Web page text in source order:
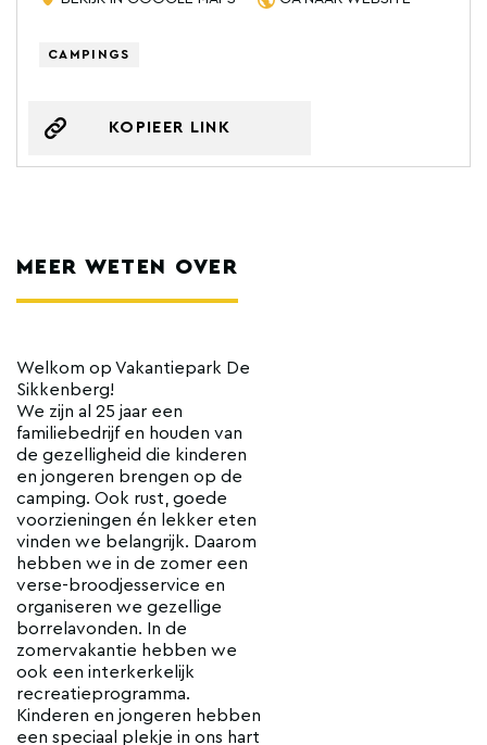
CAMPINGS
KOPIEER LINK
MEER WETEN OVER
Welkom op Vakantiepark De
Sikkenberg!
We zijn al 25 jaar een
familiebedrijf en houden van
de gezelligheid die kinderen
en jongeren brengen op de
camping. Ook rust, goede
voorzieningen én lekker eten
vinden we belangrijk. Daarom
hebben we in de zomer een
verse-broodjesservice en
organiseren we gezellige
borrelavonden. In de
zomervakantie hebben we
ook een interkerkelijk
recreatieprogramma.
Kinderen en jongeren hebben
een speciaal plekje in ons hart